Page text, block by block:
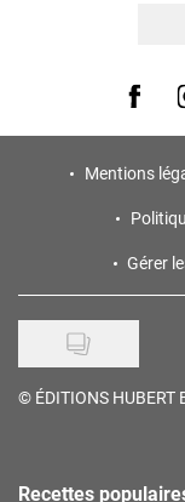
Visit us
Mentions
Gérer
© ÉDITIONS HUBERT
Recettes